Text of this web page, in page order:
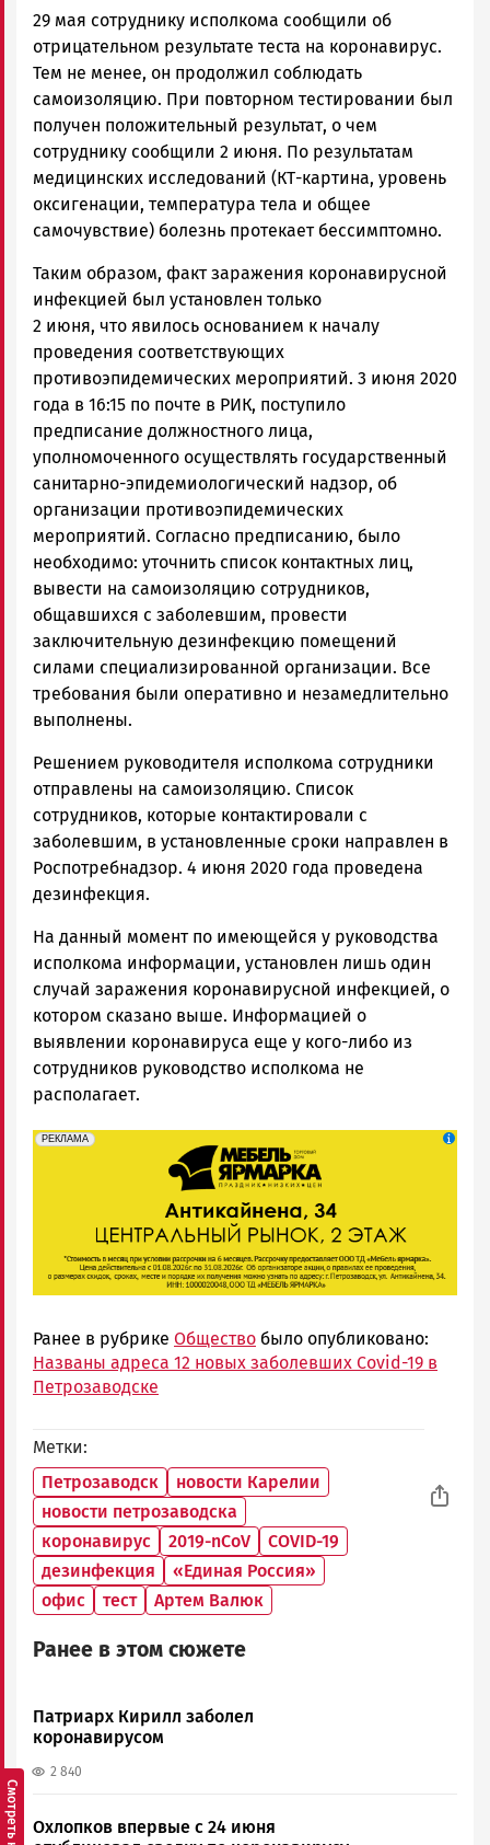
29 мая сотруднику исполкома сообщили об
отрицательном результате теста на коронавирус.
Тем не менее, он продолжил соблюдать
самоизоляцию. При повторном тестировании был
получен положительный результат, о чем
сотруднику сообщили 2 июня. По результатам
медицинских исследований (КТ-картина, уровень
оксигенации, температура тела и общее
самочувствие) болезнь протекает бессимптомно.
Таким образом, факт заражения коронавирусной
инфекцией был установлен только
2 июня, что явилось основанием к началу
проведения соответствующих
противоэпидемических мероприятий. 3 июня 2020
года в 16:15 по почте в РИК, поступило
предписание должностного лица,
уполномоченного осуществлять государственный
санитарно-эпидемиологический надзор, об
организации противоэпидемических
мероприятий. Согласно предписанию, было
необходимо: уточнить список контактных лиц,
вывести на самоизоляцию сотрудников,
общавшихся с заболевшим, провести
заключительную дезинфекцию помещений
силами специализированной организации. Все
требования были оперативно и незамедлительно
выполнены.
Решением руководителя исполкома сотрудники
отправлены на самоизоляцию. Список
сотрудников, которые контактировали с
заболевшим, в установленные сроки направлен в
Роспотребнадзор. 4 июня 2020 года проведена
дезинфекция.
На данный момент по имеющейся у руководства
исполкома информации, установлен лишь один
случай заражения коронавирусной инфекцией, о
котором сказано выше. Информацией о
выявлении коронавируса еще у кого-либо из
сотрудников руководство исполкома не
располагает.
erid: 2SDnjeFymr3
РЕКЛАМА
Реклама
Ранее в рубрике Общество было опубликовано:
Названы адреса 12 новых заболевших Covid-19 в
Петрозаводске
Метки
Петрозаводск
новости Карелии
новости петрозаводска
коронавирус
2019-nCoV
COVID-19
дезинфекция
«Единая Россия»
офис
тест Артем Валюк
Ранее в этом сюжете
Патриарх Кирилл заболел
коронавирусом
2 840
Охлопков впервые с 24 июня